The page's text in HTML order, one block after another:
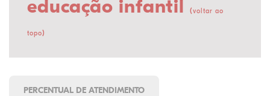
educação infantil (voltar ao
topo)
PERCENTUAL DE ATENDIMENTO